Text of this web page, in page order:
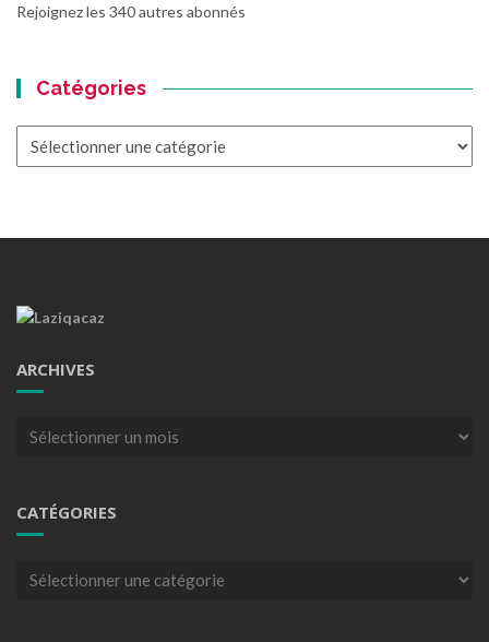
Rejoignez les 340 autres abonnés
Catégories
ARCHIVES
Archives
CATÉGORIES
Catégories